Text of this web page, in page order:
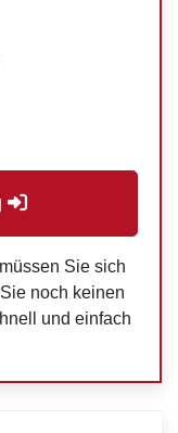
Sie sich
noch keinen
und einfach